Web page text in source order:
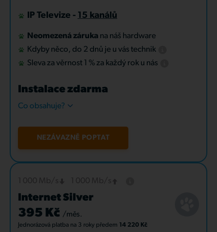
IP Televize - 15 kanálů
Neomezená záruka na náš hardware
Kdyby něco, do 2 dnů je u vás technik
Sleva za věrnost 1 % za každý rok u nás
Instalace zdarma
Co obsahuje?
NEZÁVAZNĚ POPTAT
Internet Silver
395 Kč /měs.
Jednorázová platba na 3 roky předem 14 220 Kč